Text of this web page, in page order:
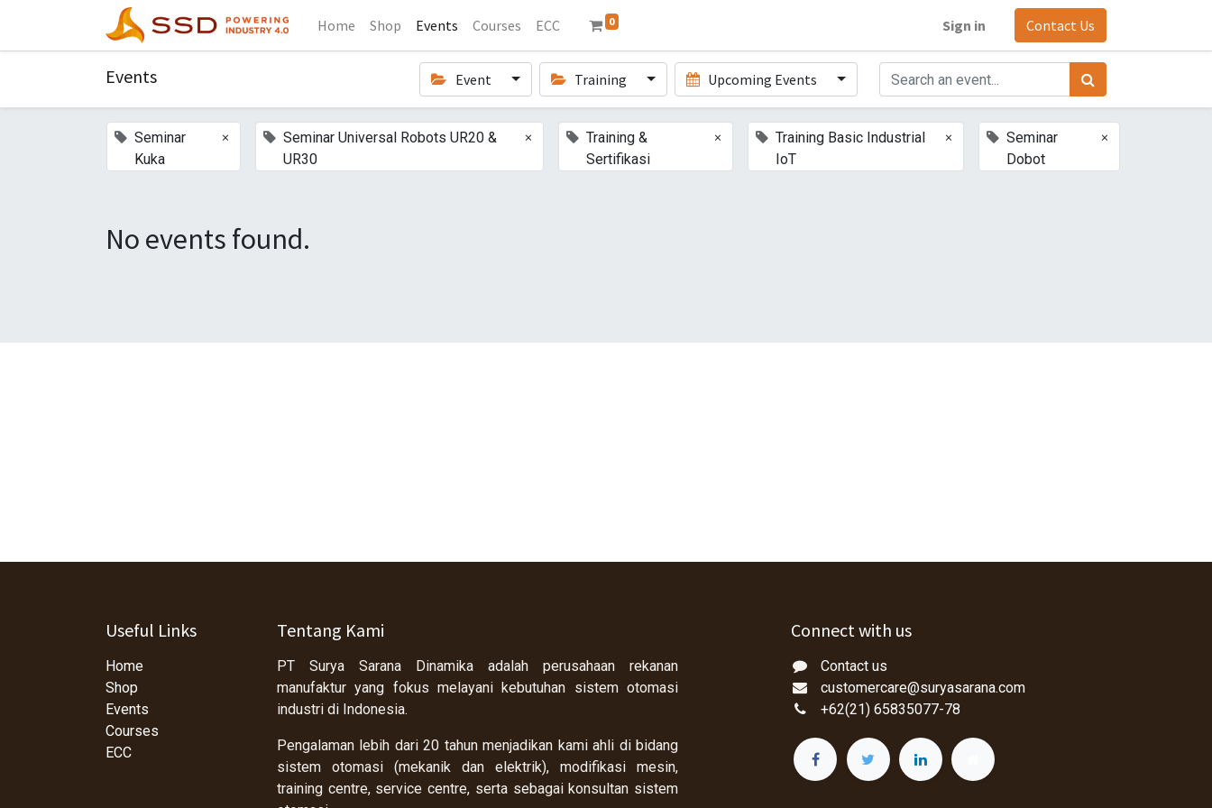
Home Shop Events Courses ECC 0 Sign in Contact Us
Events Event Training Upcoming Events
Seminar
Kuka
×
Seminar Universal Robots UR20 &
UR30
×
Training &
Sertifikasi
×
Training Basic Industrial
IoT
×
Seminar
Dobot
×
No events found.
Useful Links
Home
Shop
Events
Courses
ECC
Tentang Kami
PT Surya Sarana Dinamika adalah perusahaan rekanan
manufaktur yang fokus melayani kebutuhan sistem otomasi
industri di Indonesia.
Pengalaman lebih dari 20 tahun menjadikan kami ahli di bidang
sistem otomasi (mekanik dan elektrik), modifikasi mesin,
training centre, service centre, serta sebagai konsultan sistem
Connect with us
Contact us
customercare@suryasarana.com
+62(21) 65835077-78